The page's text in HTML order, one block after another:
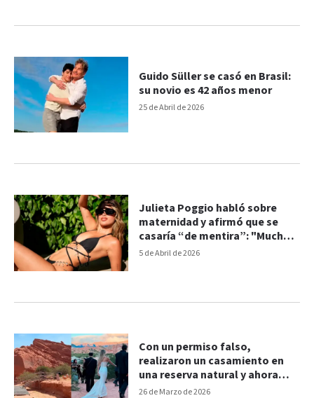
25 de Abril de 2026
Guido Süller se casó en Brasil:
su novio es 42 años menor
5 de Abril de 2026
Julieta Poggio habló sobre
maternidad y afirmó que se
casaría “de mentira”: "Mucha
gente me juzga"
26 de Marzo de 2026
Con un permiso falso,
realizaron un casamiento en
una reserva natural y ahora
serán investigados